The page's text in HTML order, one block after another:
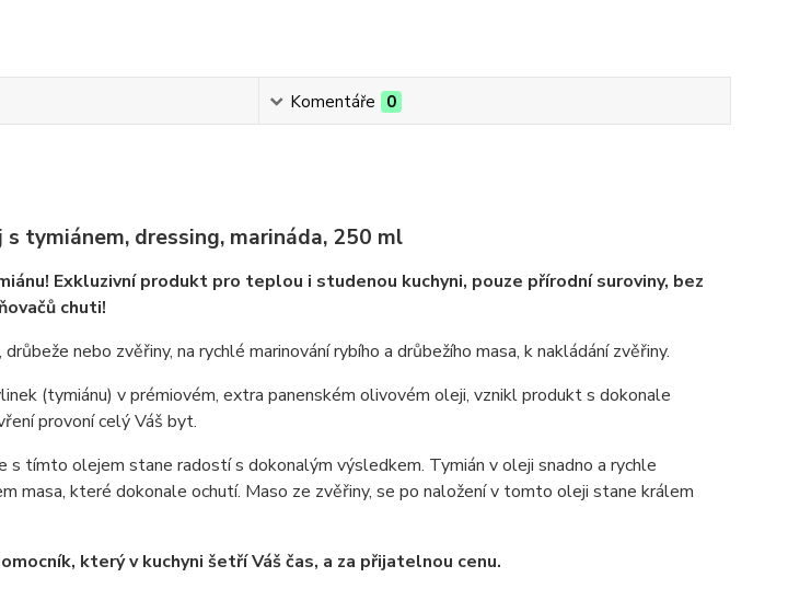
Komentáře 0
tymiánem, dressing, marináda, 250 ml
Exkluzivní produkt pro teplou i studenou kuchyni, pouze přírodní suroviny, bez
chuti!
nebo zvěřiny, na rychlé marinování rybího a drůbežího masa, k nakládání zvěřiny.
(tymiánu) v prémiovém, extra panenském olivovém oleji, vznikl produkt s dokonale
provoní celý Váš byt.
s tímto olejem stane radostí s dokonalým výsledkem. Tymián v oleji snadno a rychle
masa, které dokonale ochutí. Maso ze zvěřiny, se po naložení v tomto oleji stane králem
který v kuchyni šetří Váš čas, a za přijatelnou cenu.